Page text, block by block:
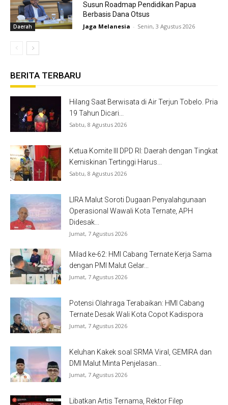
Daerah
Susun Roadmap Pendidikan Papua
Berbasis Dana Otsus
Jaga Melanesia - Senin, 3 Agustus 2026
BERITA TERBARU
Hilang Saat Berwisata di Air Terjun Tobelo. Pria
19 Tahun Dicari...
Sabtu, 8 Agustus 2026
Ketua Komite III DPD RI: Daerah dengan Tingkat
Kemiskinan Tertinggi Harus...
Sabtu, 8 Agustus 2026
LIRA Malut Soroti Dugaan Penyalahgunaan
Operasional Wawali Kota Ternate, APH
Didesak...
Jumat, 7 Agustus 2026
Milad ke-62: HMI Cabang Ternate Kerja Sama
dengan PMI Malut Gelar...
Jumat, 7 Agustus 2026
Potensi Olahraga Terabaikan: HMI Cabang
Ternate Desak Wali Kota Copot Kadispora
Jumat, 7 Agustus 2026
Keluhan Kakek soal SRMA Viral, GEMIRA dan
DMI Malut Minta Penjelasan...
Jumat, 7 Agustus 2026
Libatkan Artis Ternama, Rektor Filep